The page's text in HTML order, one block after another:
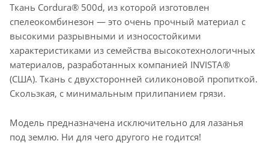
Ткань Cordura® 500d, из которой изготовлен
спелеокомбинезон — это очень прочный материал с
высокими разрывными и износостойкими
характеристиками из семейства высокотехнологичных
материалов, разработанных компанией INVISTA®
(США). Ткань с двухсторонней силиконовой пропиткой.
Скользкая, с минимальным прилипанием грязи.
Модель предназначена исключительно для лазанья
под землю. Ни для чего другого не годится!